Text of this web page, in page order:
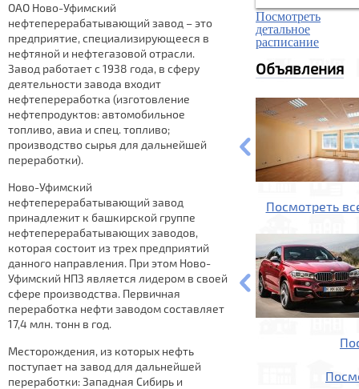
ОАО Ново-Уфимский
нефтеперерабатывающий завод – это
предприятие, специализирующееся в
нефтяной и нефтегазовой отрасли.
Завод работает с 1938 года, в сферу
деятельности завода входит
нефтепереработка (изготовление
нефтепродуктов: автомобильное
топливо, авиа и спец. топливо;
производство сырья для дальнейшей
переработки).
Ново-Уфимский
нефтеперерабатывающий завод
принадлежит к башкирской группе
нефтеперерабатывающих заводов,
которая состоит из трех предприятий
данного направления. При этом Ново-
Уфимский НПЗ является лидером в своей
сфере производства. Первичная
переработка нефти заводом составляет
17,4 млн. тонн в год.
Месторождения, из которых нефть
поступает на завод для дальнейшей
переработки: Западная Сибирь и
Посмотреть
детальное
расписание
Объявления
Посмотреть